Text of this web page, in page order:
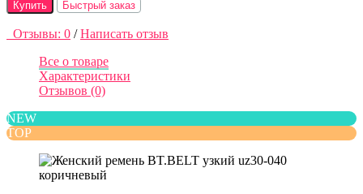
Купить Быстрый заказ
Отзывы: 0 / Написать отзыв
Все о товаре
Характеристики
Отзывов (0)
NEW
TOP